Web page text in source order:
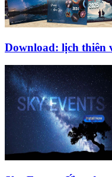
Download: lịch thiên